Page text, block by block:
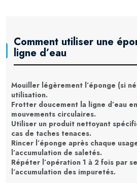
Comment utiliser une
ligne d’eau
Mouiller légèrement l’éponge (si
utilisation.
Frotter doucement la ligne d’eau
mouvements circulaires.
Utiliser un produit nettoyant
cas de taches tenaces.
Rincer l’éponge après chaque
l’accumulation de saletés.
Répéter l’opération 1 à 2 fois par
l’accumulation des impuretés.